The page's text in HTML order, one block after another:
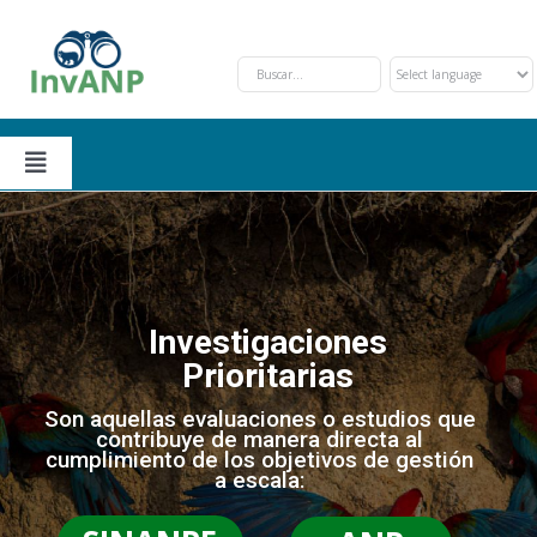
content
Toggle
Navigation
Secciones
Solicitud y Trámite
Oportunidades de Financiamiento
Investigaciones Prioritarias
Nosotros
Eventos
Contáctanos
Investigaciones
Prioritarias
Son aquellas evaluaciones o estudios que
contribuye de manera directa al
cumplimiento de los objetivos de gestión
a escala: